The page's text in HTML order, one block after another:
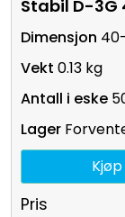
Stabil D-3G
0.13 kg
Pris
Kjøp